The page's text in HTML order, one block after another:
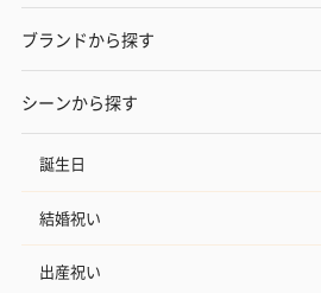
ブランドから探す
シーンから探す
誕生日
結婚祝い
出産祝い